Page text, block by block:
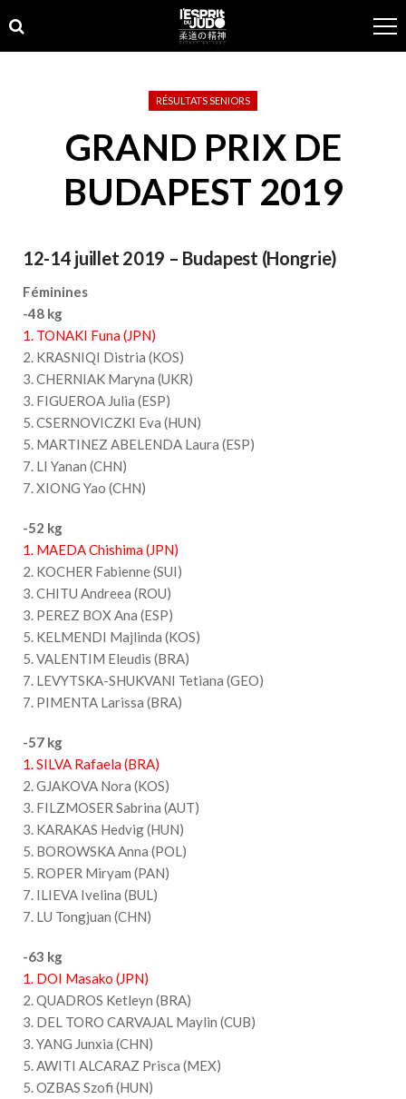
to
navigation
to
content
RÉSULTATS SENIORS
GRAND PRIX DE
BUDAPEST 2019
12-14 juillet 2019 – Budapest (Hongrie)
Féminines
-48 kg
1. TONAKI Funa (JPN)
2. KRASNIQI Distria (KOS)
3. CHERNIAK Maryna (UKR)
3. FIGUEROA Julia (ESP)
5. CSERNOVICZKI Eva (HUN)
5. MARTINEZ ABELENDA Laura (ESP)
7. LI Yanan (CHN)
7. XIONG Yao (CHN)
-52 kg
1. MAEDA Chishima (JPN)
2. KOCHER Fabienne (SUI)
3. CHITU Andreea (ROU)
3. PEREZ BOX Ana (ESP)
5. KELMENDI Majlinda (KOS)
5. VALENTIM Eleudis (BRA)
7. LEVYTSKA-SHUKVANI Tetiana (GEO)
7. PIMENTA Larissa (BRA)
-57 kg
1. SILVA Rafaela (BRA)
2. GJAKOVA Nora (KOS)
3. FILZMOSER Sabrina (AUT)
3. KARAKAS Hedvig (HUN)
5. BOROWSKA Anna (POL)
5. ROPER Miryam (PAN)
7. ILIEVA Ivelina (BUL)
7. LU Tongjuan (CHN)
-63 kg
1. DOI Masako (JPN)
2. QUADROS Ketleyn (BRA)
3. DEL TORO CARVAJAL Maylin (CUB)
3. YANG Junxia (CHN)
5. AWITI ALCARAZ Prisca (MEX)
5. OZBAS Szofi (HUN)